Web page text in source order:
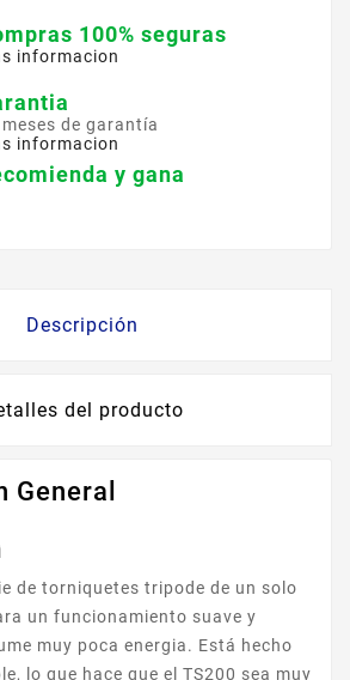
100% seguras
informacion
de garantía
informacion
y gana
Descripción
del producto
General
de torniquetes tripode de un solo
un funcionamiento suave y
muy poca energia. Está hecho
lo que hace que el TS200 sea muy